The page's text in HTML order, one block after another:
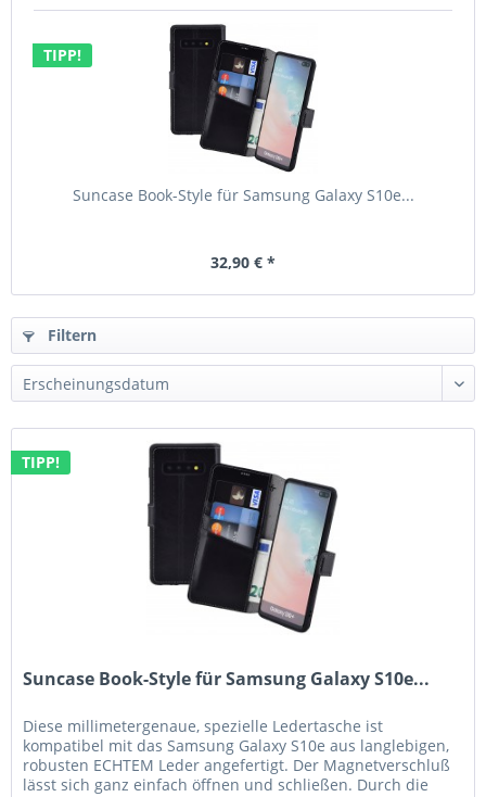
TIPP!
Suncase Book-Style für Samsung Galaxy S10e...
32,90 € *
Filtern
TIPP!
Suncase Book-Style für Samsung Galaxy S10e...
Diese millimetergenaue, spezielle Ledertasche ist
kompatibel mit das Samsung Galaxy S10e aus langlebigen,
robusten ECHTEM Leder angefertigt. Der Magnetverschluß
lässt sich ganz einfach öffnen und schließen. Durch die